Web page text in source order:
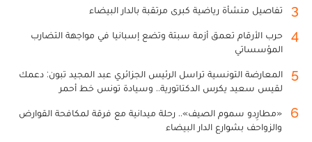
3 تفاصيل منشأة رياضية كبرى مرتقبة بالدار البيضاء
4
حرب الأرقام تعمق أزمة سبتة وتضع إسبانيا في مواجهة التضارب
المؤسساتي
5
المعارضة التونسية تراسل الرئيس الجزائري عبد المجيد تبون: دعمك
لقيس سعيد يكرس الدكتاتورية.. وسيادة تونس خط أحمر
6
«مطارِدو سموم الصيف».. رحلة ميدانية مع فرقة لمكافحة القوارض
والزواحف بشوارع الدار البيضاء